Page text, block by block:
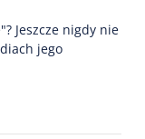
Jeszcze nigdy nie
jego